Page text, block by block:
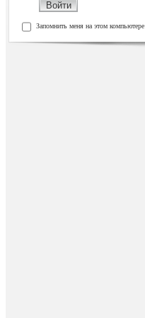
Запомнить меня на этом компьютере